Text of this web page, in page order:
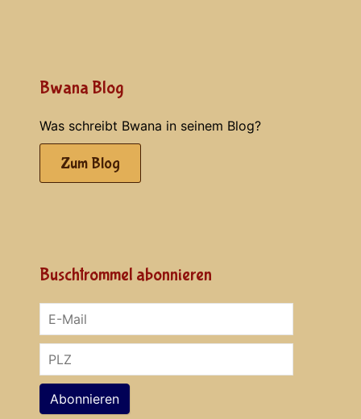
Bwana Blog
Was schreibt Bwana in seinem Blog?
Zum Blog
Buschtrommel abonnieren
Abonnieren